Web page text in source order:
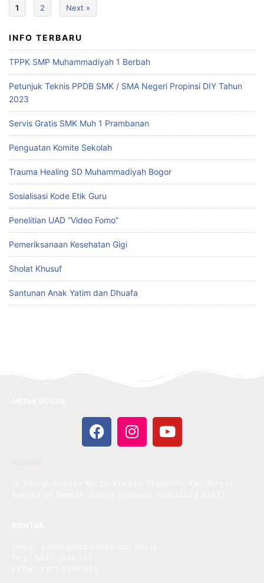
1 2 Next »
INFO TERBARU
TPPK SMP Muhammadiyah 1 Berbah
Petunjuk Teknis PPDB SMK / SMA Negeri Propinsi DIY Tahun
2023
Servis Gratis SMK Muh 1 Prambanan
Penguatan Komite Sekolah
Trauma Healing SD Muhammadiyah Bogor
Sosialisasi Kode Etik Guru
Penelitian UAD “Video Fomo”
Pemeriksanaan Kesehatan Gigi
Sholat Khusuf
Santunan Anak Yatim dan Dhuafa